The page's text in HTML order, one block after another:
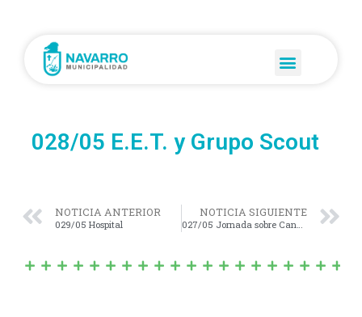
028/05 E.E.T. y Grupo Scout
NOTICIA ANTERIOR
029/05 Hospital
NOTICIA SIGUIENTE
027/05 Jornada sobre Cancer